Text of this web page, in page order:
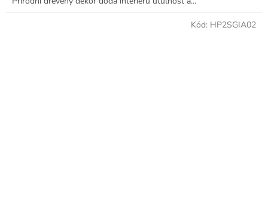
Kód: HP2SGIA02